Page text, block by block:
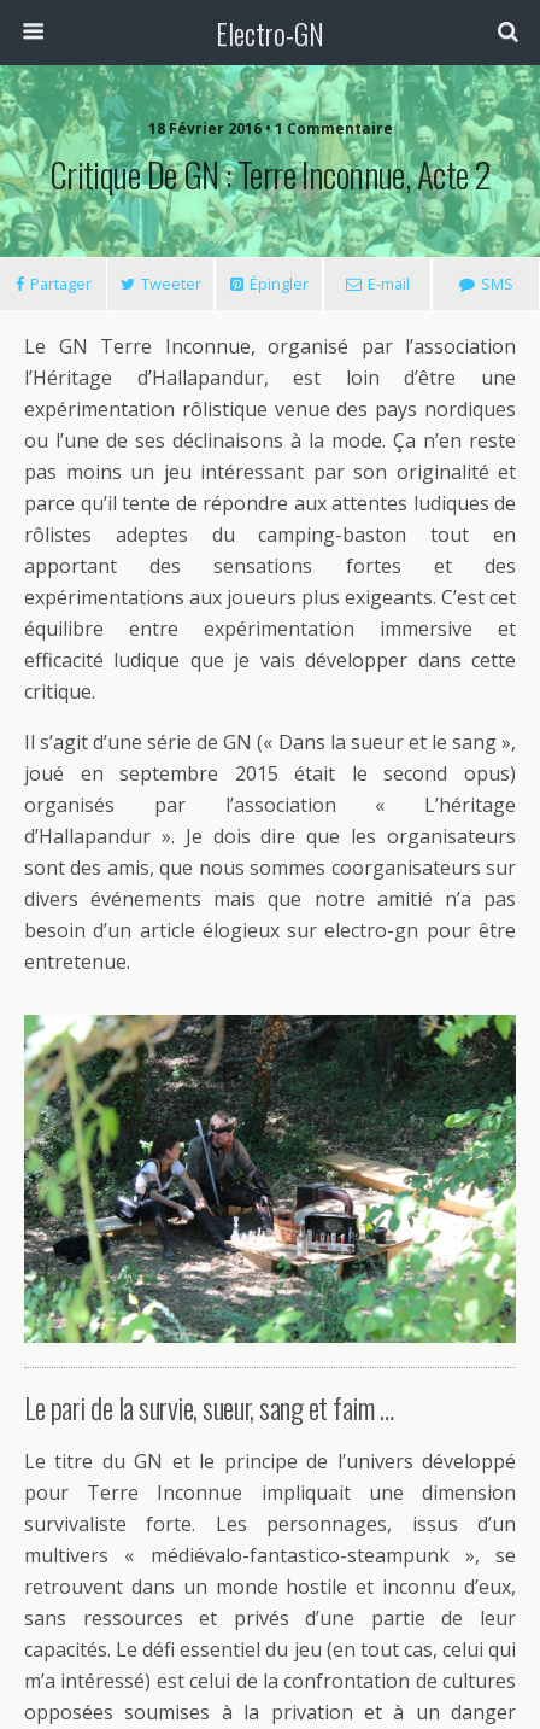
Electro-GN
18 Février 2016 • 1 Commentaire
Critique De GN : Terre Inconnue, Acte 2
Partager Tweeter Épingler E-mail SMS
Le GN Terre Inconnue, organisé par l’association
l’Héritage d’Hallapandur, est loin d’être une
expérimentation rôlistique venue des pays nordiques
ou l’une de ses déclinaisons à la mode. Ça n’en reste
pas moins un jeu intéressant par son originalité et
parce qu’il tente de répondre aux attentes ludiques de
rôlistes adeptes du camping-baston tout en
apportant des sensations fortes et des
expérimentations aux joueurs plus exigeants. C’est cet
équilibre entre expérimentation immersive et
efficacité ludique que je vais développer dans cette
critique.
Il s’agit d’une série de GN (« Dans la sueur et le sang »,
joué en septembre 2015 était le second opus)
organisés par l’association « L’héritage
d’Hallapandur ». Je dois dire que les organisateurs
sont des amis, que nous sommes coorganisateurs sur
divers événements mais que notre amitié n’a pas
besoin d’un article élogieux sur electro-gn pour être
entretenue.
Le pari de la survie, sueur, sang et faim …
Le titre du GN et le principe de l’univers développé
pour Terre Inconnue impliquait une dimension
survivaliste forte. Les personnages, issus d’un
multivers « médiévalo-fantastico-steampunk », se
retrouvent dans un monde hostile et inconnu d’eux,
sans ressources et privés d’une partie de leur
capacités. Le défi essentiel du jeu (en tout cas, celui qui
m’a intéressé) est celui de la confrontation de cultures
opposées soumises à la privation et à un danger